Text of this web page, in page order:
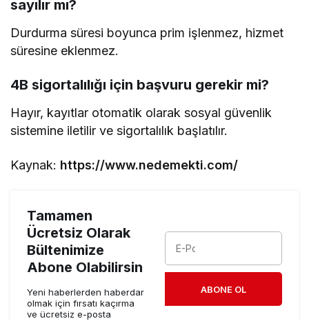
sayılır mı?
Durdurma süresi boyunca prim işlenmez, hizmet
süresine eklenmez.
4B sigortalılığı için başvuru gerekir mi?
Hayır, kayıtlar otomatik olarak sosyal güvenlik
sistemine iletilir ve sigortalılık başlatılır.
Kaynak: https://www.nedemekti.com/
Tamamen
Ücretsiz Olarak
Bültenimize
Abone Olabilirsin
Yeni haberlerden haberdar
olmak için fırsatı kaçırma
ve ücretsiz e-posta
ABONE OL